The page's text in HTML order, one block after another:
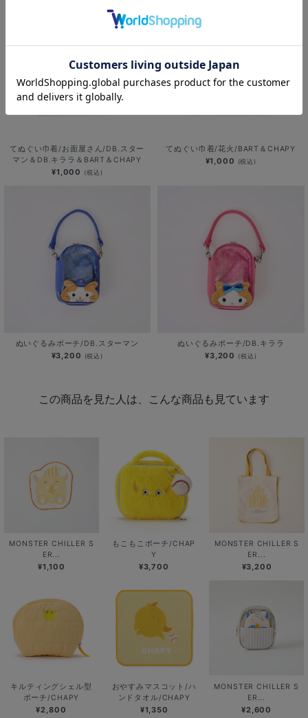
てぬぐい巾着/お面屋さん/DB.スター
マン＆DB.キララ＆BART＆CHAPY
¥1,000 (税込)
てぬぐい巾着/花火/BART＆CHAPY
¥1,000 (税込)
ぬいぐるみポーチ/DB.スターマン
¥3,200 (税込)
ぬいぐるみポーチ/DB.キララ
¥3,200 (税込)
この商品を見た人は、こんな商品も見ています
MONSTER CHILLER S
ER...
¥1,100
もこもこポーチ/CHAP
Y
¥3,700
MONSTER CHILLER S
ER...
¥3,200
キルティングシェル型
ポーチ/CHAPY
¥2,800
おやすみマスコット/ハ
ンドタオル/CHAPY
¥1,350
MONSTER CHILLER S
ER...
¥2,600